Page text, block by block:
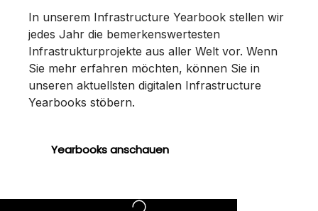
In unserem Infrastructure Yearbook stellen wir
jedes Jahr die bemerkenswertesten
Infrastrukturprojekte aus aller Welt vor. Wenn
Sie mehr erfahren möchten, können Sie in
unseren aktuellsten digitalen Infrastructure
Yearbooks stöbern.
Yearbooks anschauen